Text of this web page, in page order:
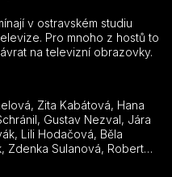
v ostravském studiu
Pro mnoho z hostů to
na televizní obrazovky.